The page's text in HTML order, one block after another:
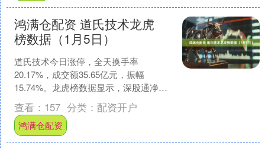
鸿满仓配资 道氏技术龙虎
榜数据（1月5日）
道氏技术今日涨停，全天换手率
20.17%，成交额35.65亿元，振幅
15.74%。龙虎榜数据显示，深股通净买
入9876.10万元，营业部席位合计净买入
4641.....
查看： 157 分类： 配资开户
鸿满仓配资